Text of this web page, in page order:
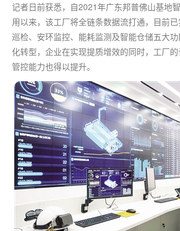
记者日前获悉，自2021年广东邦普佛山基地
用以来，该工厂将全链条数据流打通，目前
巡检、安环监控、能耗监测及智能仓储五大
化转型，企业在实现提质增效的同时，工厂
管控能力也得以提升。